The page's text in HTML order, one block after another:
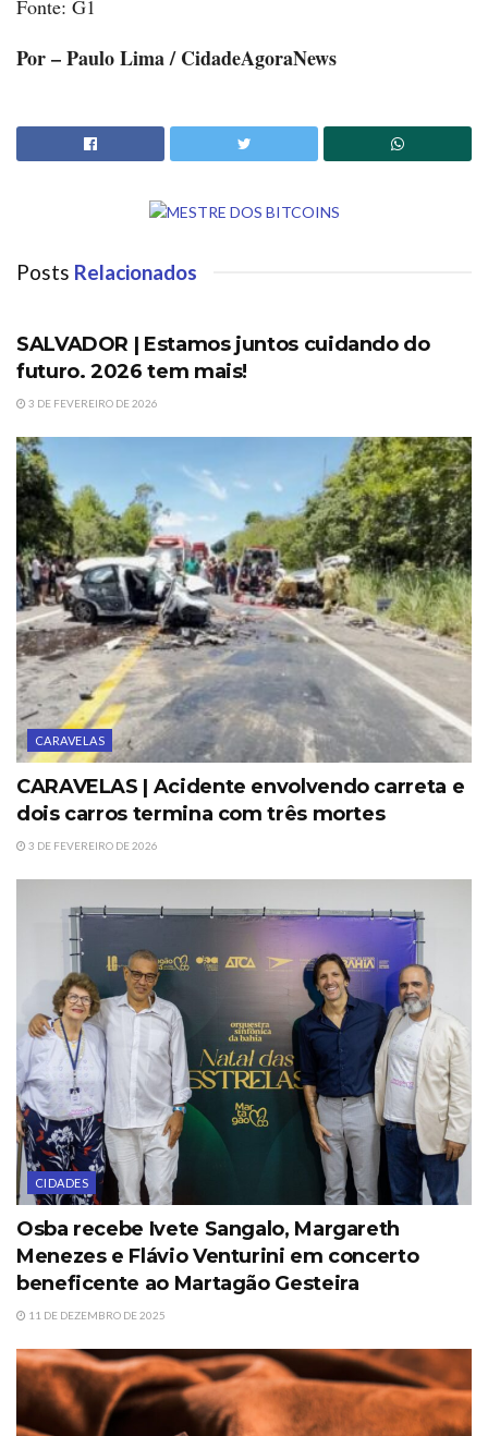
Fonte: G1
Por – Paulo Lima / CidadeAgoraNews
Posts Relacionados
SALVADOR | Estamos juntos cuidando do
futuro. 2026 tem mais!
3 DE FEVEREIRO DE 2026
CARAVELAS
CARAVELAS | Acidente envolvendo carreta e
dois carros termina com três mortes
3 DE FEVEREIRO DE 2026
CIDADES
Osba recebe Ivete Sangalo, Margareth
Menezes e Flávio Venturini em concerto
beneficente ao Martagão Gesteira
11 DE DEZEMBRO DE 2025